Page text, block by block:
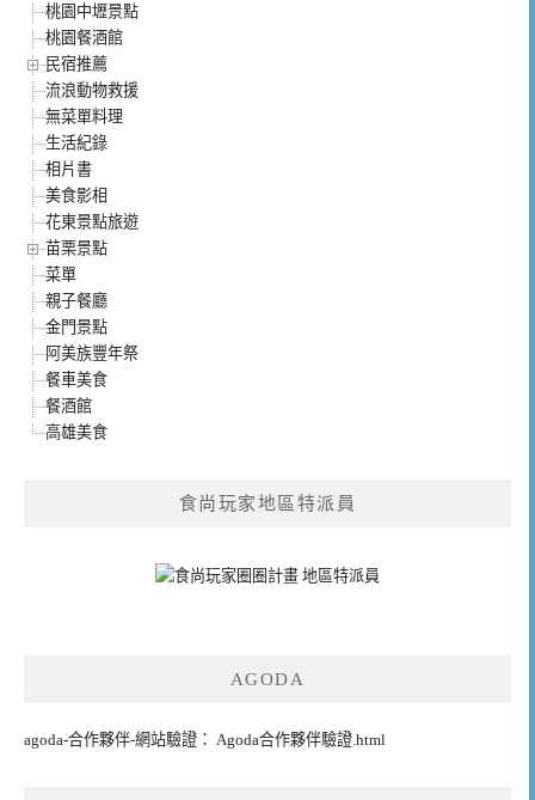
桃園中壢景點
桃園餐酒館
民宿推薦
流浪動物救援
無菜單料理
生活紀錄
相片書
美食影相
花東景點旅遊
苗栗景點
菜單
親子餐廳
金門景點
阿美族豐年祭
餐車美食
餐酒館
高雄美食
食尚玩家地區特派員
AGODA
agoda-合作夥伴-網站驗證： Agoda合作夥伴驗證.html